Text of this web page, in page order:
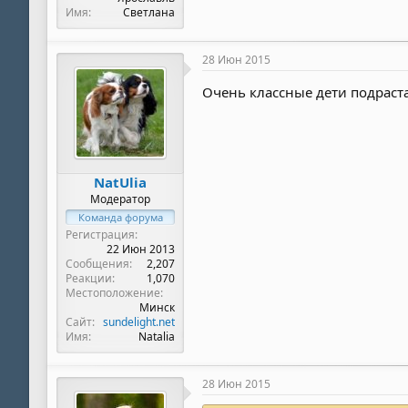
Имя
Светлана
NatUlia
Модератор
Команда форума
Регистрация
22 Июн 2013
Сообщения
2,207
Реакции
1,070
Местоположение
Минск
Сайт
sundelight.net
Имя
Natalia
28 Июн 2015
Очень классные дети
28 Июн 2015